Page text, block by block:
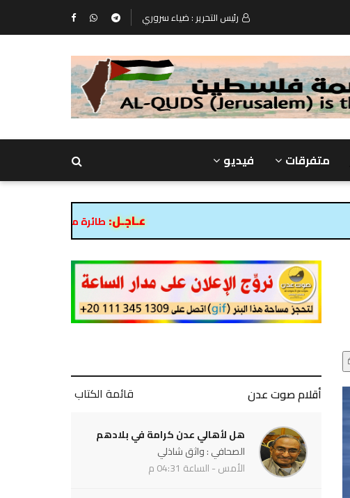
رئيس التحرير : ضياء سروري
متفرقات فيديو
طائرة مسيرة تحوم في سماء عدن
أقلام صوت عدن قائمة الكتاب
هل لأهالي عدن كرامة في بلادهم
الصحافي : واثق شاذلي
الأمس - الساعة 04:31 م